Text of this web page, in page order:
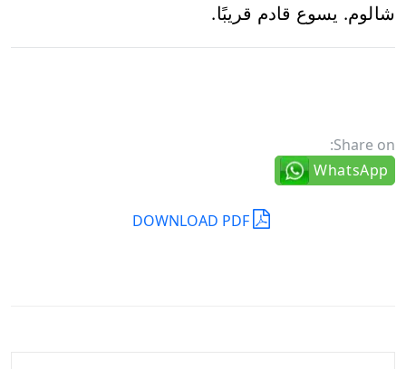
شالوم. يسوع قادم قريبًا.
Share on:
WhatsApp
DOWNLOAD PDF